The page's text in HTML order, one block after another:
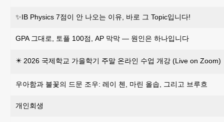
✨IB Physics 7점이 안 나오는 이유, 바로 그 Topic입니다!
GPA 그대로, 토플 100점, AP 막막 — 원인은 하나입니다
✴️ 2026 국제학교 가을학기 주말 온라인 수업 개강 (Live on Zoom)
우아함과 불꽃의 드문 조우: 레이 첸, 마린 올솝, 그리고 브루흐
개인회생